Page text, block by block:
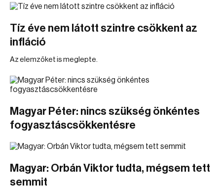
Tíz éve nem látott szintre csökkent az
infláció
Az elemzőket is meglepte.
Magyar Péter: nincs szükség önkéntes
fogyasztáscsökkentésre
Magyar: Orbán Viktor tudta, mégsem tett
semmit